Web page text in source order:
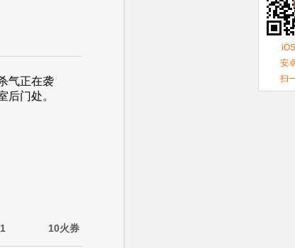
气正在袭
室后门处。
10火券
安
扫